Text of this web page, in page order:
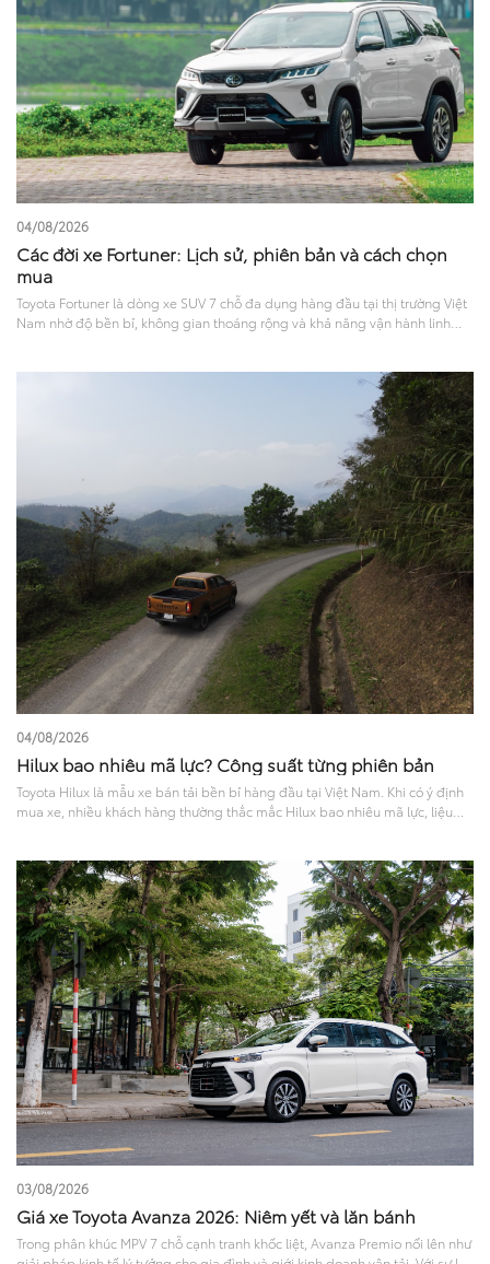
04/08/2026
Các đời xe Fortuner: Lịch sử, phiên bản và cách chọn
mua
Toyota Fortuner là dòng xe SUV 7 chỗ đa dụng hàng đầu tại thị trường Việt
Nam nhờ độ bền bỉ, không gian thoáng rộng và khả năng vận hành linh
các mốc nâng cấp, thay đổi về thiết kế, tiện nghi, vận hành và phiên bản
hiện tại sẽ giúp bạn có cái nhìn toàn diện để đưa ra lựa chọn phù hợp.
04/08/2026
Hilux bao nhiêu mã lực? Công suất từng phiên bản
Toyota Hilux là mẫu xe bán tải bền bỉ hàng đầu tại Việt Nam. Khi có ý định
mua xe, nhiều khách hàng thường thắc mắc Hilux bao nhiêu mã lực, liệu
phiên bản phù hợp nhất..
03/08/2026
Giá xe Toyota Avanza 2026: Niêm yết và lăn bánh
Trong phân khúc MPV 7 chỗ cạnh tranh khốc liệt, Avanza Premio nổi lên như